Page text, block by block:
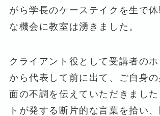
がら学長のケーステイクを生で
な機会に教室は湧きました。
クライアント役として受講者の
から代表して前に出て、ご自身
面の不調を伝えていただきまし
トが発する断片的な言葉を拾い